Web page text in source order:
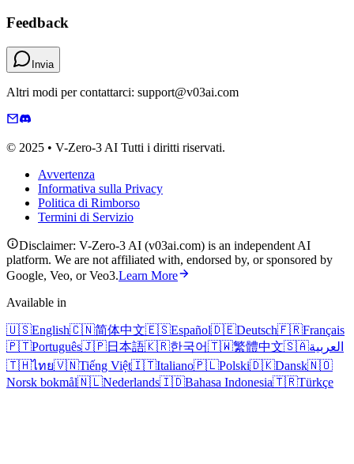
Feedback
Invia
Altri modi per contattarci: support@v03ai.com
© 2025 • V-Zero-3 AI Tutti i diritti riservati.
Avvertenza
Informativa sulla Privacy
Politica di Rimborso
Termini di Servizio
Disclaimer: V-Zero-3 AI (v03ai.com) is an independent AI
platform. We are not affiliated with, endorsed by, or sponsored by
Google, Veo, or Veo3.Learn More
Available in
🇺🇸English🇨🇳简体中文🇪🇸Español🇩🇪Deutsch🇫🇷Français
🇵🇹Português🇯🇵日本語🇰🇷한국어🇹🇼繁體中文🇸🇦العربية
🇹🇭ไทย🇻🇳Tiếng Việt🇮🇹Italiano🇵🇱Polski🇩🇰Dansk🇳🇴
Norsk bokmål🇳🇱Nederlands🇮🇩Bahasa Indonesia🇹🇷Türkçe